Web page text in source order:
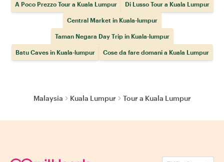
A Poco Prezzo Tour a Kuala Lumpur Di Lusso Tour a Kuala Lumpur
Central Market in Kuala-lumpur
Taman Negara Day Trip in Kuala-lumpur
Batu Caves in Kuala-lumpur Cose da fare domani a Kuala Lumpur
Malaysia Kuala Lumpur Tour a Kuala Lumpur